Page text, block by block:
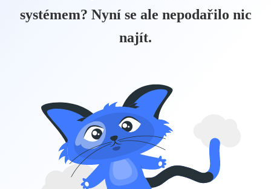
systémem? Nyní se ale nepodařilo nic
najít.